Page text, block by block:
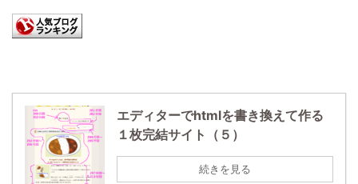
エディターでhtmlを書き換えて作る
１枚完結サイト（５）
続きを見る